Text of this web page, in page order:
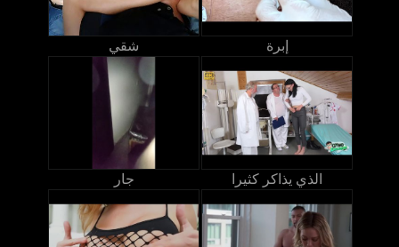
شقي إبرة
جار الذي يذاكر كثيرا